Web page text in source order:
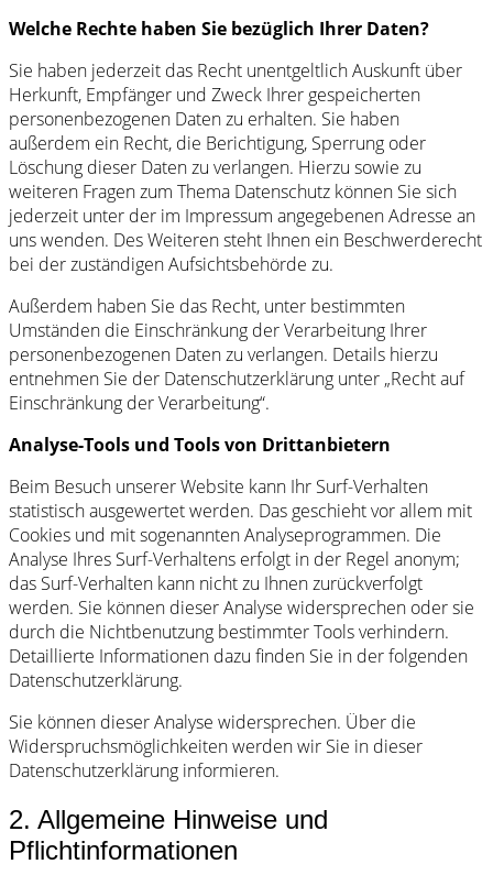
Welche Rechte haben Sie bezüglich Ihrer Daten?
Sie haben jederzeit das Recht unentgeltlich Auskunft über
Herkunft, Empfänger und Zweck Ihrer gespeicherten
personenbezogenen Daten zu erhalten. Sie haben
außerdem ein Recht, die Berichtigung, Sperrung oder
Löschung dieser Daten zu verlangen. Hierzu sowie zu
weiteren Fragen zum Thema Datenschutz können Sie sich
jederzeit unter der im Impressum angegebenen Adresse an
uns wenden. Des Weiteren steht Ihnen ein Beschwerderecht
bei der zuständigen Aufsichtsbehörde zu.
Außerdem haben Sie das Recht, unter bestimmten
Umständen die Einschränkung der Verarbeitung Ihrer
personenbezogenen Daten zu verlangen. Details hierzu
entnehmen Sie der Datenschutzerklärung unter „Recht auf
Einschränkung der Verarbeitung“.
Analyse-Tools und Tools von Drittanbietern
Beim Besuch unserer Website kann Ihr Surf-Verhalten
statistisch ausgewertet werden. Das geschieht vor allem mit
Cookies und mit sogenannten Analyseprogrammen. Die
Analyse Ihres Surf-Verhaltens erfolgt in der Regel anonym;
das Surf-Verhalten kann nicht zu Ihnen zurückverfolgt
werden. Sie können dieser Analyse widersprechen oder sie
durch die Nichtbenutzung bestimmter Tools verhindern.
Detaillierte Informationen dazu finden Sie in der folgenden
Datenschutzerklärung.
Sie können dieser Analyse widersprechen. Über die
Widerspruchsmöglichkeiten werden wir Sie in dieser
Datenschutzerklärung informieren.
2. Allgemeine Hinweise und
Pflichtinformationen